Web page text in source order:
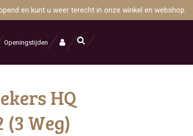
en kunt u weer terecht in onze winkel en webshop.
Openingstijden
HQ
(3 Weg)